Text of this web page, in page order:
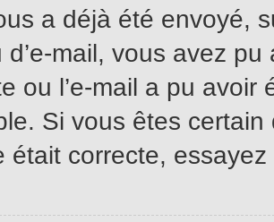
a déjà été envoyé,
d’e-mail, vous avez
ou l’e-mail a pu
Si vous êtes
était correcte,